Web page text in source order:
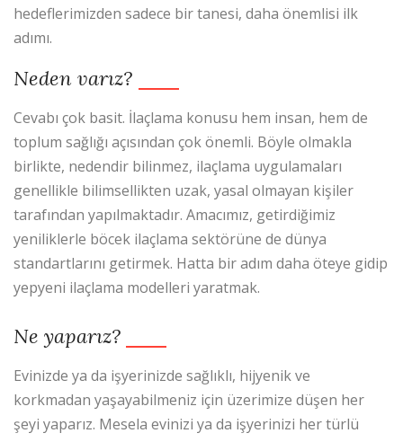
hedeflerimizden sadece bir tanesi, daha önemlisi ilk
adımı.
Neden varız?
Cevabı çok basit. İlaçlama konusu hem insan, hem de
toplum sağlığı açısından çok önemli. Böyle olmakla
birlikte, nedendir bilinmez, ilaçlama uygulamaları
genellikle bilimsellikten uzak, yasal olmayan kişiler
tarafından yapılmaktadır. Amacımız, getirdiğimiz
yeniliklerle böcek ilaçlama sektörüne de dünya
standartlarını getirmek. Hatta bir adım daha öteye gidip
yepyeni ilaçlama modelleri yaratmak.
Ne yaparız?
Evinizde ya da işyerinizde sağlıklı, hijyenik ve
korkmadan yaşayabilmeniz için üzerimize düşen her
şeyi yaparız. Mesela evinizi ya da işyerinizi her türlü